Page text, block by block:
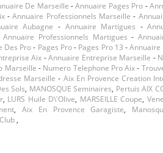
De Marseille -Annuaire Pages Pro -
-Annuaire Professionnels Marseille -
Aubagne - Annuaire Martigues -
Annuaire Professionnels Martigues -
Des Pro- Pages Pro- Pages Pro 13 -Annuaire
Aix -Annuaire Entreprise Marseille -
Marseille - Numero Telephone Pro Aix-
Marseille - Aix En Provence Creation
Sols, MANOSQUE Seminaires, Pertuis AIX
, LURS Huile D\'olive, MARSEILLE Coupe,
, Aix En Provence Garagiste,
,